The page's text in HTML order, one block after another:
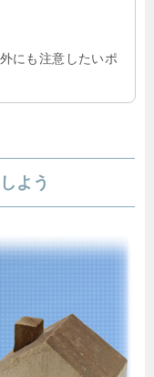
にも注意したいポ
よう